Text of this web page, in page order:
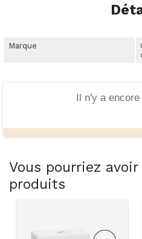
Marque
Il n'y a
Vous pourriez
produits